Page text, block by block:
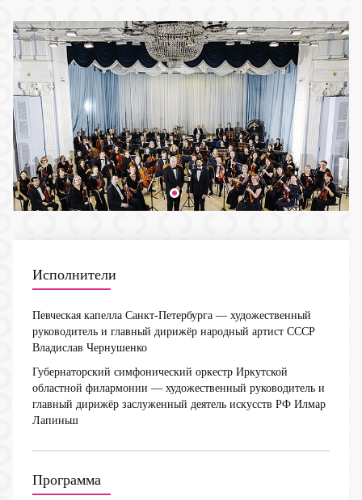
Исполнители
Певческая капелла Санкт-Петербурга — художественный
руководитель и главный дирижёр народный артист СССР
Владислав Чернушенко
Губернаторский симфонический оркестр Иркутской
областной филармонии — художественный руководитель и
главный дирижёр заслуженный деятель искусств РФ Илмар
Лапиньш
Программа